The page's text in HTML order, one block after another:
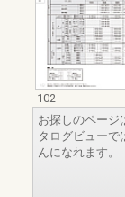
102
お探しのページ
タログビューで
んになれます。